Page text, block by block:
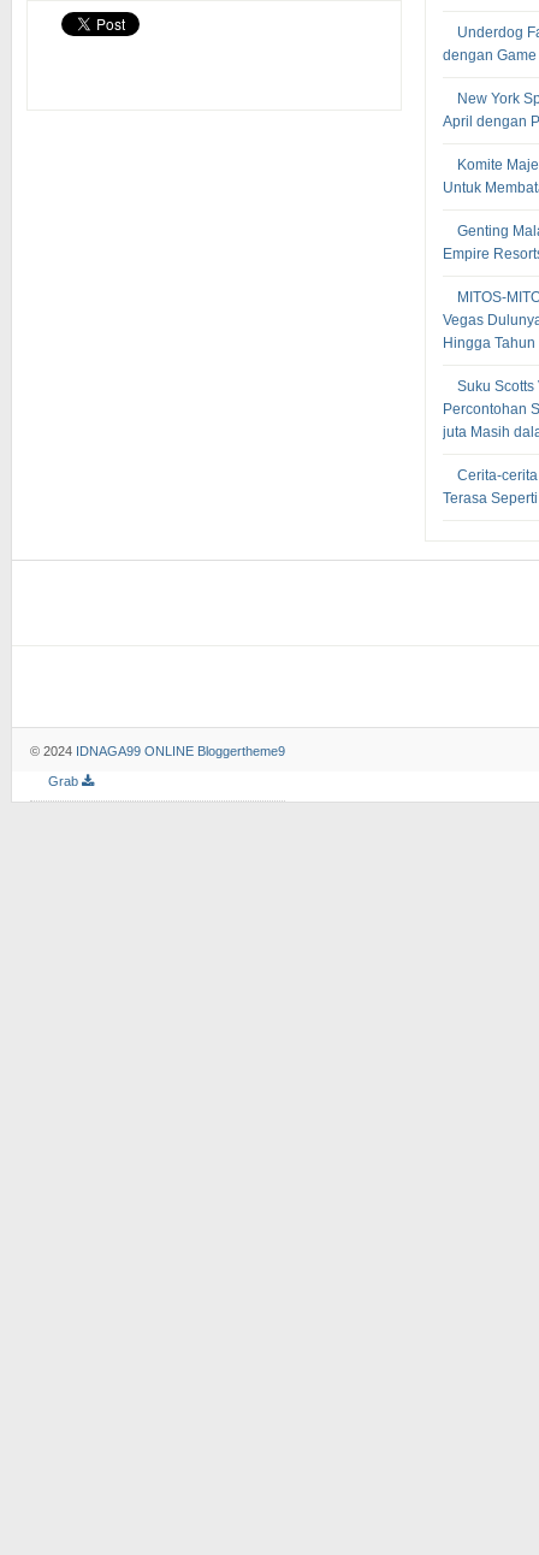
Underdog
dengan
New York
April dengan
Komite
Untuk
Genting
Empire
MITOS-
Vegas
Hingga
Suku
Percontohan
juta Masih
Cerita-
Terasa
© 2024 IDNAGA99 ONLINE Bloggertheme9
Grab